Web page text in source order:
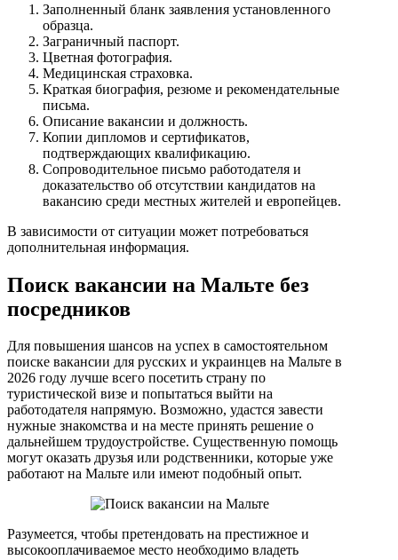
Заполненный бланк заявления установленного
образца.
Заграничный паспорт.
Цветная фотография.
Медицинская страховка.
Краткая биография, резюме и рекомендательные
письма.
Описание вакансии и должность.
Копии дипломов и сертификатов,
подтверждающих квалификацию.
Сопроводительное письмо работодателя и
доказательство об отсутствии кандидатов на
вакансию среди местных жителей и европейцев.
В зависимости от ситуации может потребоваться
дополнительная информация.
Поиск вакансии на Мальте без
посредников
Для повышения шансов на успех в самостоятельном
поиске вакансии для русских и украинцев на Мальте в
2026 году лучше всего посетить страну по
туристической визе и попытаться выйти на
работодателя напрямую. Возможно, удастся завести
нужные знакомства и на месте принять решение о
дальнейшем трудоустройстве. Существенную помощь
могут оказать друзья или родственники, которые уже
работают на Мальте или имеют подобный опыт.
Разумеется, чтобы претендовать на престижное и
высокооплачиваемое место необходимо владеть